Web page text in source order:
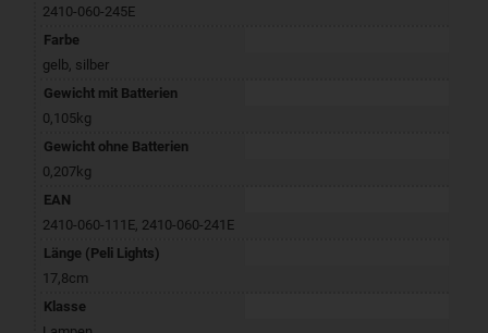
2410-060-245E
Farbe
gelb, silber
Gewicht mit Batterien
0,105kg
Gewicht ohne Batterien
0,207kg
EAN
2410-060-111E, 2410-060-241E
Länge (Peli Lights)
17,8cm
Klasse